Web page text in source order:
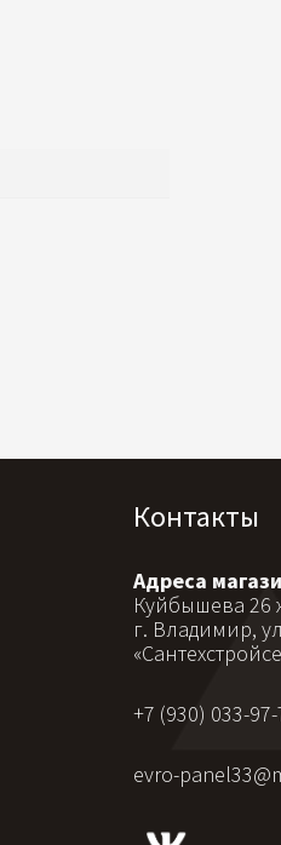
Контакты
Адреса
Куйбышева 26
г. Владимир,
+7 (930) 033-
evro-